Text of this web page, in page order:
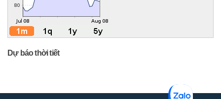
Dự báo thời tiết